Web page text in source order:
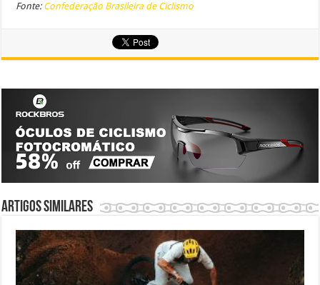
Fonte: Confederação Brasileira de Ciclismo
Artigos similares